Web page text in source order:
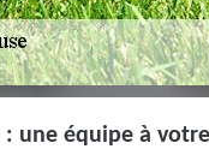
une équipe à